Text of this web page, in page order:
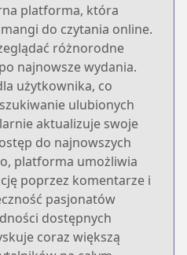
platforma, która
do czytania online.
różnorodne
najnowsze wydania.
użytkownika, co
ulubionych
aktualizuje swoje
do najnowszych
platforma umożliwia
poprzez komentarze i
pasjonatów
dostępnych
coraz większą